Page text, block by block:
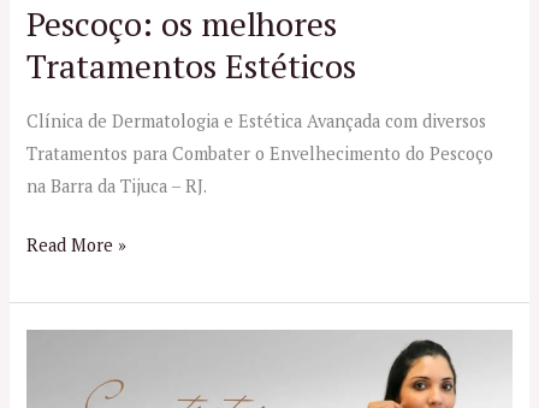
Pescoço: os melhores
Tratamentos Estéticos
Clínica de Dermatologia e Estética Avançada com diversos
Tratamentos para Combater o Envelhecimento do Pescoço
na Barra da Tijuca – RJ.
Read More »